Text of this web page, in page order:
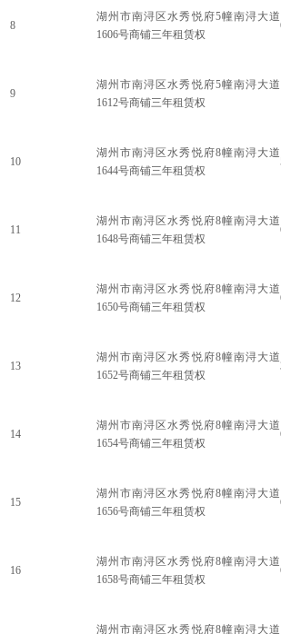
8
湖州市南浔区水秀悦府5幢南浔大道
1606号商铺三年租赁权
9
湖州市南浔区水秀悦府5幢南浔大道
1612号商铺三年租赁权
10
湖州市南浔区水秀悦府8幢南浔大道
1644号商铺三年租赁权
11
湖州市南浔区水秀悦府8幢南浔大道
1648号商铺三年租赁权
12
湖州市南浔区水秀悦府8幢南浔大道
1650号商铺三年租赁权
13
湖州市南浔区水秀悦府8幢南浔大道
1652号商铺三年租赁权
14
湖州市南浔区水秀悦府8幢南浔大道
1654号商铺三年租赁权
15
湖州市南浔区水秀悦府8幢南浔大道
1656号商铺三年租赁权
16
湖州市南浔区水秀悦府8幢南浔大道
1658号商铺三年租赁权
湖州市南浔区水秀悦府8幢南浔大道